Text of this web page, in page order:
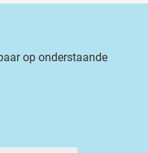
op onderstaande